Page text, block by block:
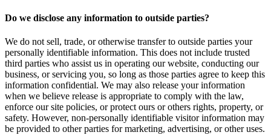
Do we disclose any information to outside parties?
We do not sell, trade, or otherwise transfer to outside parties your
personally identifiable information. This does not include trusted
third parties who assist us in operating our website, conducting our
business, or servicing you, so long as those parties agree to keep this
information confidential. We may also release your information
when we believe release is appropriate to comply with the law,
enforce our site policies, or protect ours or others rights, property, or
safety. However, non-personally identifiable visitor information may
be provided to other parties for marketing, advertising, or other uses.